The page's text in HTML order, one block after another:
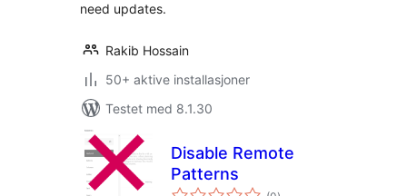
need updates.
Rakib Hossain
50+ aktive installasjoner
Testet med 8.1.30
Disable Remote
Patterns
totale